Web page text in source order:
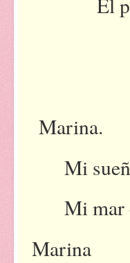
Marina.
Mi
Mi mar
Marina